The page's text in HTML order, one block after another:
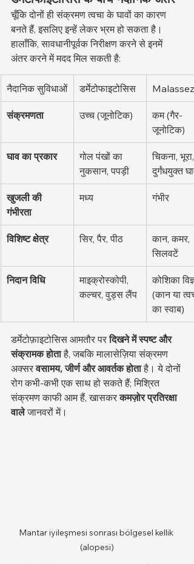
चूँकि दोनों ही संक्रमण त्वचा के घावों का कारण
बनते हैं, इसलिए इन्हें लेकर भ्रम हो सकता है।
हालाँकि, सावधानीपूर्वक निरीक्षण करने से इनमें
अंतर करने में मदद मिल सकती है:
नैदानिक सुविधाओं डर्मेटोफाइटोसिस
संक्रमणता उच्च (जूनोटिक)
कम (गैर-
जूनोटिक)
घाव का प्रकार
गोल पंखों का
नुकसान, पपड़ी
चिकना, भूरा,
दुर्गंधयुक्त घाव
खुजली की
गंभीरता
मध्य गंभीर
विशिष्ट क्षेत्र सिर, पैर, पीठ
कान, कमर,
सिलवटें
निदान विधि
माइक्रोस्कोपी,
कल्चर, वुड्स लैंप
कोशिका
(कान या
का स्वाब)
डर्मेटोफ़ाइटोसिस आमतौर पर दिखने में स्पष्ट और
संक्रामक होता है, जबकि मालासेज़िया संक्रमण
अक्सर वसामय, जीर्ण और आवर्तक होता है। ये दोनों
रोग कभी-कभी एक साथ हो सकते हैं; मिश्रित
संक्रमण काफी आम हैं, खासकर कमज़ोर प्रतिरक्षा
वाले जानवरों में।
Mantar iyileşmesi sonrası bölgesel kellik
(alopesi)